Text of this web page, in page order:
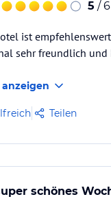
5 / 6
ist
sehr freundlich
anzeigen
Teilen
schönes